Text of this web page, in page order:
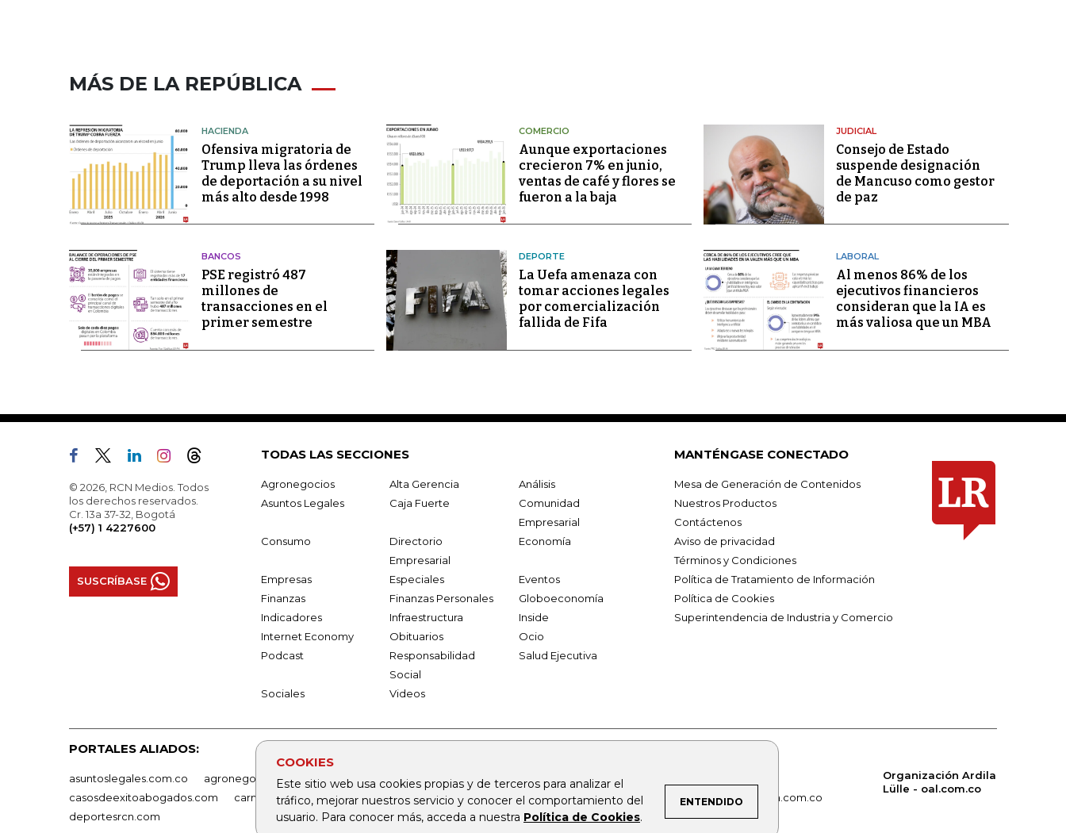
COOKIES
Este sitio web usa cookies propias y de terceros para analizar el
tráfico, mejorar nuestros servicio y conocer el comportamiento del
usuario. Para conocer más, acceda a nuestra Política de Cookies.
ENTENDIDO
MÁS DE LA REPÚBLICA
HACIENDA
Ofensiva migratoria de
Trump lleva las órdenes
de deportación a su nivel
más alto desde 1998
COMERCIO
Aunque exportaciones
crecieron 7% en junio,
ventas de café y flores se
fueron a la baja
JUDICIAL
Consejo de Estado
suspende designación
de Mancuso como gestor
de paz
BANCOS
PSE registró 487
millones de
transacciones en el
primer semestre
DEPORTE
La Uefa amenaza con
tomar acciones legales
por comercialización
fallida de Fifa
LABORAL
Al menos 86% de los
ejecutivos financieros
consideran que la IA es
más valiosa que un MBA
© 2026, RCN Medios. Todos
los derechos reservados.
Cr. 13a 37-32, Bogotá
(+57) 1 4227600
SUSCRÍBASE
TODAS LAS SECCIONES
Agronegocios Alta Gerencia
Análisis
Asuntos Legales
Caja Fuerte
Comunidad
Empresarial
Consumo
Directorio
Empresarial
Economía
Empresas Especiales
Eventos
Finanzas
Finanzas Personales
Globoeconomía
Indicadores
Infraestructura
Inside
Internet Economy
Obituarios
Ocio
Podcast
Responsabilidad
Social
Salud Ejecutiva
Sociales Videos
MANTÉNGASE CONECTADO
Mesa de Generación de Contenidos
Nuestros Productos
Contáctenos
Aviso de privacidad
Términos y Condiciones
Política de Tratamiento de Información
Política de Cookies
Superintendencia de Industria y Comercio
PORTALES ALIADOS:
asuntoslegales.com.co agronegocios.co empresas.larepublica.co firmasdeabogados.com
bolsaencolombia.com
casosdeexitoabogados.com
carnavalindustriacultural.com canalrcn.com rcnradio.com noticiasrcn.com lafm.com.co
alerta.com.co
deportesrcn.com
Organización Ardila
Lülle - oal.com.co